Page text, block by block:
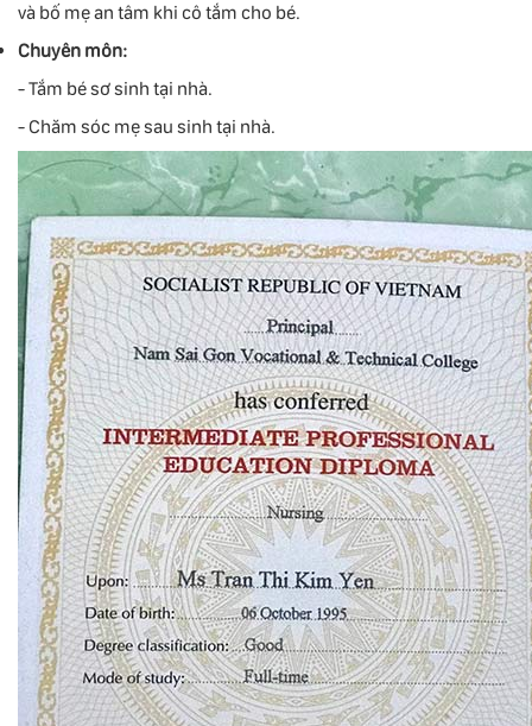
và bố mẹ an tâm khi cô tắm cho bé.
Chuyên môn:
- Tắm bé sơ sinh tại nhà.
- Chăm sóc mẹ sau sinh tại nhà.